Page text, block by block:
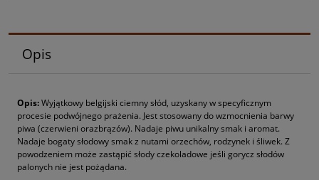
Opis
Opis:Wyjątkowy belgijski ciemnysłód, uzyskany wspecyficznym
procesie podwójnego prażenia. Jest stosowany do wzmocnienia barwy
piwa (czerwieni orazbrązów). Nadaje piwu unikalnysmak i aromat.
Nadaje bogatysłodowysmak z nutami orzechów, rodzynek i śliwek. Z
powodzeniem może zastąpić słody czekoladowe jeśli gorycz słodów
palonych nie jest pożądana.